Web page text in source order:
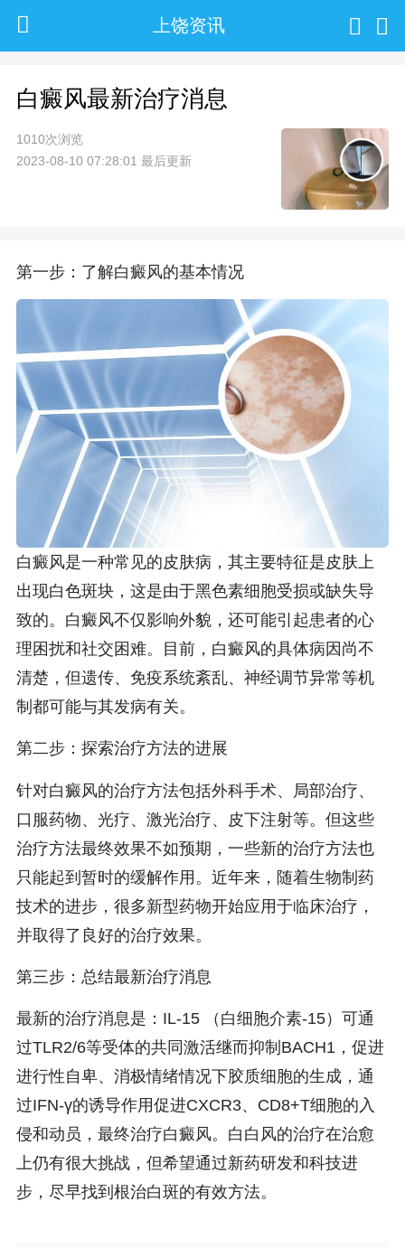
上饶资讯
白癜风最新治疗消息
1010次浏览
2023-08-10 07:28:01 最后更新
第一步：了解白癜风的基本情况
白癜风是一种常见的皮肤病，其主要特征是皮肤上
出现白色斑块，这是由于黑色素细胞受损或缺失导
致的。白癜风不仅影响外貌，还可能引起患者的心
理困扰和社交困难。目前，白癜风的具体病因尚不
清楚，但遗传、免疫系统紊乱、神经调节异常等机
制都可能与其发病有关。
第二步：探索治疗方法的进展
针对白癜风的治疗方法包括外科手术、局部治疗、
口服药物、光疗、激光治疗、皮下注射等。但这些
治疗方法最终效果不如预期，一些新的治疗方法也
只能起到暂时的缓解作用。近年来，随着生物制药
技术的进步，很多新型药物开始应用于临床治疗，
并取得了良好的治疗效果。
第三步：总结最新治疗消息
最新的治疗消息是：IL-15 （白细胞介素-15）可通
过TLR2/6等受体的共同激活继而抑制BACH1，促进
进行性自卑、消极情绪情况下胶质细胞的生成，通
过IFN-γ的诱导作用促进CXCR3、CD8+T细胞的入
侵和动员，最终治疗白癜风。白白风的治疗在治愈
上仍有很大挑战，但希望通过新药研发和科技进
步，尽早找到根治白斑的有效方法。